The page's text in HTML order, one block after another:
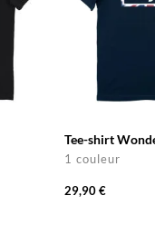
Tee-shirt
1 couleur
29,90 €